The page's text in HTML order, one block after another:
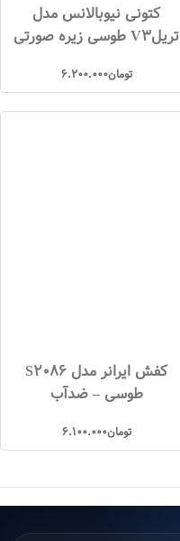
کتونی نیوبالانس مدل
تریلV3 طوسی زیره صورتی
تومان6.200.000
کفش ایرانر مدل S2086
طوسی – ضدآب
تومان6.100.000